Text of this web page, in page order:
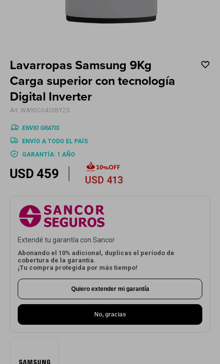
Lavarropas Samsung 9Kg
Carga superior con tecnología
Digital Inverter
WA90CG420BYZS
ENVIO GRATIS
GARANTÍA: 1 AÑO
ENVÍO A TODO EL PAÍS
USD 459 USD 413
Extendé tu garantía con Sancor
Abonando el 10% adicional, duplicas el período de
cobertura de la garantía.
¡Tu compra protegida por más tiempo!
Quiero extender mi garantía
No, gracias
Movilidad
Cuenta